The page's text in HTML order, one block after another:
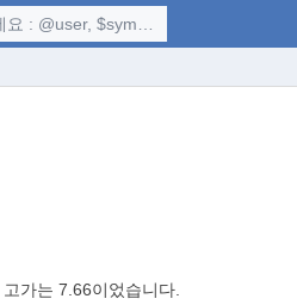
: @user, $symbol, ...
가는 7.66이었습니다.